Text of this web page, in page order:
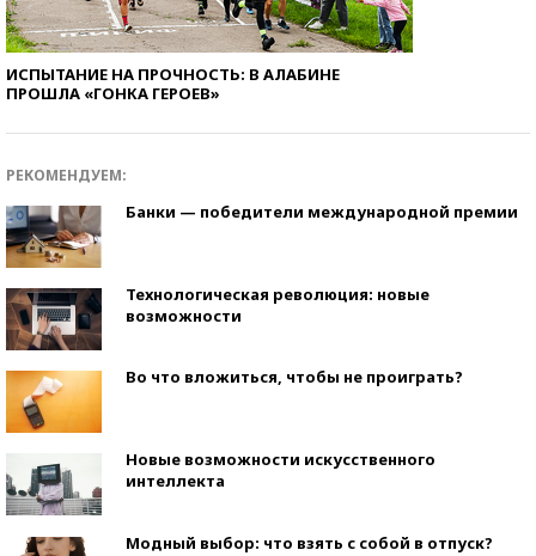
ИСПЫТАНИЕ НА ПРОЧНОСТЬ: В АЛАБИНЕ
ПРОШЛА «ГОНКА ГЕРОЕВ»
РЕКОМЕНДУЕМ:
Банки — победители международной премии
Технологическая революция: новые
возможности
Во что вложиться, чтобы не проиграть?
Новые возможности искусственного
интеллекта
Модный выбор: что взять с собой в отпуск?